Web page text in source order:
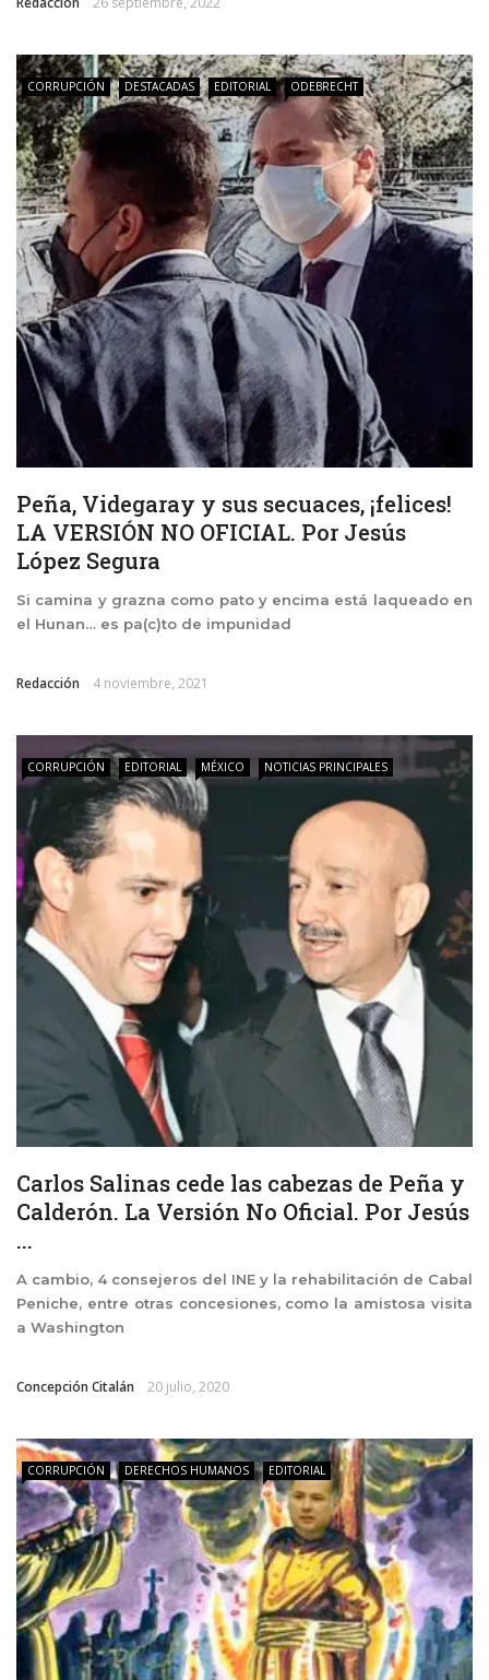
CORRUPCIÓN DESTACADAS EDITORIAL ODEBRECHT
Peña, Videgaray y sus secuaces, ¡felices!
LA VERSIÓN NO OFICIAL. Por Jesús
López Segura
Si camina y grazna como pato y encima está laqueado en
el Hunan… es pa(c)to de impunidad
Redacción 4 noviembre, 2021
CORRUPCIÓN EDITORIAL MÉXICO NOTICIAS PRINCIPALES
Carlos Salinas cede las cabezas de Peña y
Calderón. La Versión No Oficial. Por Jesús
...
A cambio, 4 consejeros del INE y la rehabilitación de Cabal
Peniche, entre otras concesiones, como la amistosa visita
a Washington
Concepción Citalán 20 julio, 2020
CORRUPCIÓN DERECHOS HUMANOS EDITORIAL